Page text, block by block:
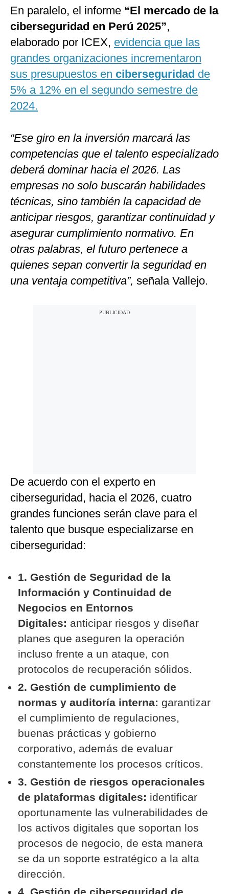
En paralelo, el informe “El mercado de la
ciberseguridad en Perú 2025”,
elaborado por ICEX, evidencia que las
grandes organizaciones incrementaron
sus presupuestos en ciberseguridad de
5% a 12% en el segundo semestre de
2024.
“Ese giro en la inversión marcará las
competencias que el talento especializado
deberá dominar hacia el 2026. Las
empresas no solo buscarán habilidades
técnicas, sino también la capacidad de
anticipar riesgos, garantizar continuidad y
asegurar cumplimiento normativo. En
otras palabras, el futuro pertenece a
quienes sepan convertir la seguridad en
una ventaja competitiva”, señala Vallejo.
De acuerdo con el experto en
ciberseguridad, hacia el 2026, cuatro
grandes funciones serán clave para el
talento que busque especializarse en
ciberseguridad:
1. Gestión de Seguridad de la
Información y Continuidad de
Negocios en Entornos
Digitales: anticipar riesgos y diseñar
planes que aseguren la operación
incluso frente a un ataque, con
protocolos de recuperación sólidos.
2. Gestión de cumplimiento de
normas y auditoría interna: garantizar
el cumplimiento de regulaciones,
buenas prácticas y gobierno
corporativo, además de evaluar
constantemente los procesos críticos.
3. Gestión de riesgos operacionales
de plataformas digitales: identificar
oportunamente las vulnerabilidades de
los activos digitales que soportan los
procesos de negocio, de esta manera
se da un soporte estratégico a la alta
dirección.